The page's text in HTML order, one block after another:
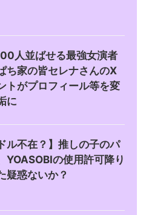
人並ばせる最強女演者
ち家の皆セレナさんのX
トがプロフィール等を変
に
ル不在？】推しの子のパ
YOASOBIの使用許可降り
疑惑ないか？